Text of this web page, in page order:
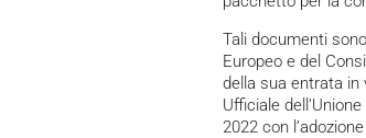
Tali documenti
Europeo e del
della sua entrata in
Ufficiale
2022 con